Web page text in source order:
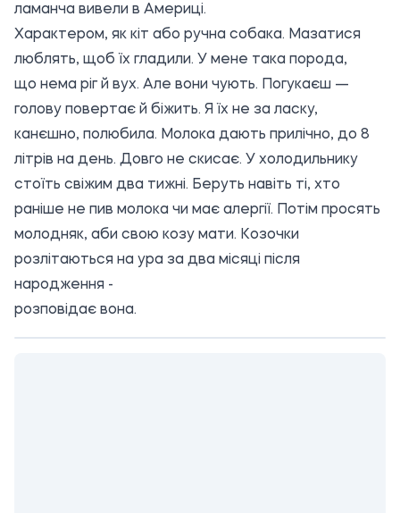
ламанча вивели в Америці.
Характером, як кіт або ручна собака. Мазатися
люблять, щоб їх гладили. У мене така порода,
що нема ріг й вух. Але вони чують. Погукаєш —
голову повертає й біжить. Я їх не за ласку,
канєшно, полюбила. Молока дають прилічно, до 8
літрів на день. Довго не скисає. У холодильнику
стоїть свіжим два тижні. Беруть навіть ті, хто
раніше не пив молока чи має алергії. Потім просять
молодняк, аби свою козу мати. Козочки
розлітаються на ура за два місяці після
народження -
розповідає вона.